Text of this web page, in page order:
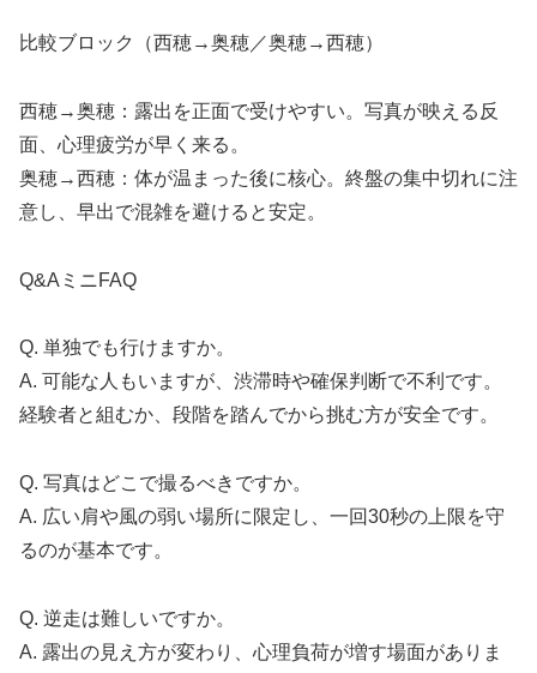
比較ブロック（西穂→奥穂／奥穂→西穂）
西穂→奥穂：露出を正面で受けやすい。写真が映える反
面、心理疲労が早く来る。
奥穂→西穂：体が温まった後に核心。終盤の集中切れに注
意し、早出で混雑を避けると安定。
Q&AミニFAQ
Q. 単独でも行けますか。
A. 可能な人もいますが、渋滞時や確保判断で不利です。
経験者と組むか、段階を踏んでから挑む方が安全です。
Q. 写真はどこで撮るべきですか。
A. 広い肩や風の弱い場所に限定し、一回30秒の上限を守
るのが基本です。
Q. 逆走は難しいですか。
A. 露出の見え方が変わり、心理負荷が増す場面がありま